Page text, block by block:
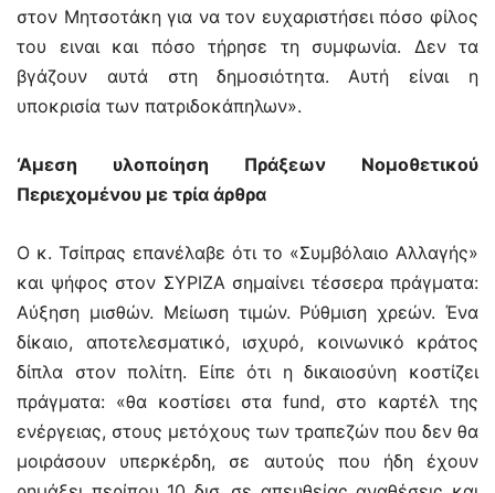
στον Μητσοτάκη για να τον ευχαριστήσει πόσο φίλος
του ειναι και πόσο τήρησε τη συμφωνία. Δεν τα
βγάζουν αυτά στη δημοσιότητα. Αυτή είναι η
υποκρισία των πατριδοκάπηλων».
‘Αμεση υλοποίηση Πράξεων Νομοθετικού
Περιεχομένου με τρία άρθρα
Ο κ. Τσίπρας επανέλαβε ότι το «Συμβόλαιο Αλλαγής»
και ψήφος στον ΣΥΡΙΖΑ σημαίνει τέσσερα πράγματα:
Αύξηση μισθών. Μείωση τιμών. Ρύθμιση χρεών. Ένα
δίκαιο, αποτελεσματικό, ισχυρό, κοινωνικό κράτος
δίπλα στον πολίτη. Είπε ότι η δικαιοσύνη κοστίζει
πράγματα: «θα κοστίσει στα fund, στο καρτέλ της
ενέργειας, στους μετόχους των τραπεζών που δεν θα
μοιράσουν υπερκέρδη, σε αυτούς που ήδη έχουν